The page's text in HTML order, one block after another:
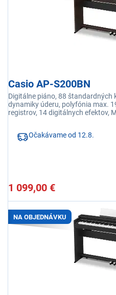
Casio AP-S200BN
Digitálne piáno, 88 štandardných
dynamiky úderu, polyfónia max.
registrov, 14 digitálnych efektov,
Očakávame od 12.8.
1 099,00 €
NA OBJEDNÁVKU